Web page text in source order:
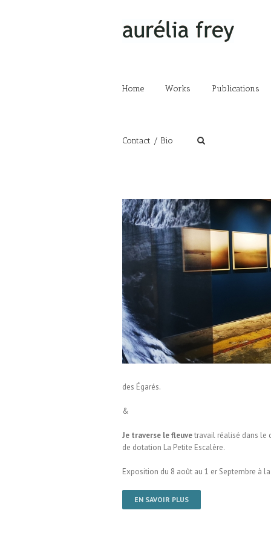
Home Works Publications
Contact / Bio
des Égarés.
&
Je traverse le fleuvetravail réalisé dans le
de dotation La Petite Escalère.
Exposition du 8 août au 1 er Septembre à
EN SAVOIR PLUS